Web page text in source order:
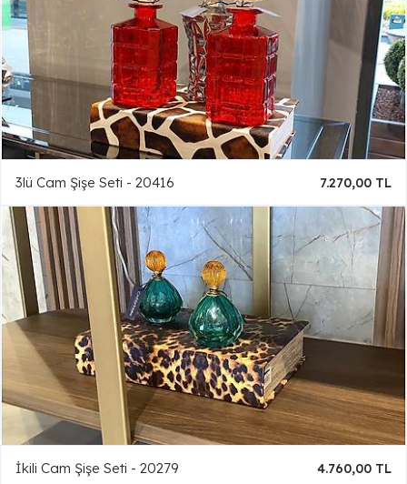
3lü Cam Şişe Seti - 20416 7.270,00 TL
İkili Cam Şişe Seti - 20279 4.760,00 TL